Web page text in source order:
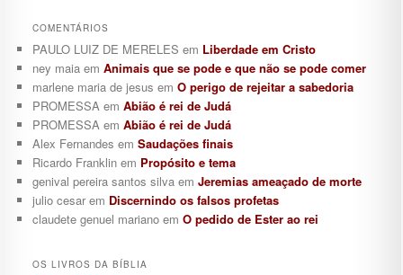
COMENTÁRIOS
PAULO LUIZ DE MERELES em Liberdade em Cristo
ney maiaem Animais que se pode e que não se pode comer
marlene maria de jesus em O perigo de rejeitar a sabedoria
PROMESSAem Abião é rei de Judá
PROMESSAem Abião é rei de Judá
Alex Fernandes em Saudações finais
Ricardo Franklinem Propósito e tema
genival pereira santos silvaem Jeremias ameaçado de morte
julio cesarem Discernindo os falsos profetas
claudete genuel marianoem O pedido de Ester ao rei
OS LIVROS DA BÍBLIA